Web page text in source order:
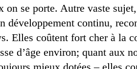
on se porte. Autre vaste
développement continu,
Elles coûtent fort cher à la
d’âge environ; quant aux